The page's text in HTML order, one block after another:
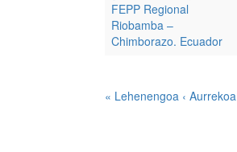
FEPP Regional
Riobamba –
Chimborazo. Ecuador
« Lehenengoa ‹ Aurrekoa